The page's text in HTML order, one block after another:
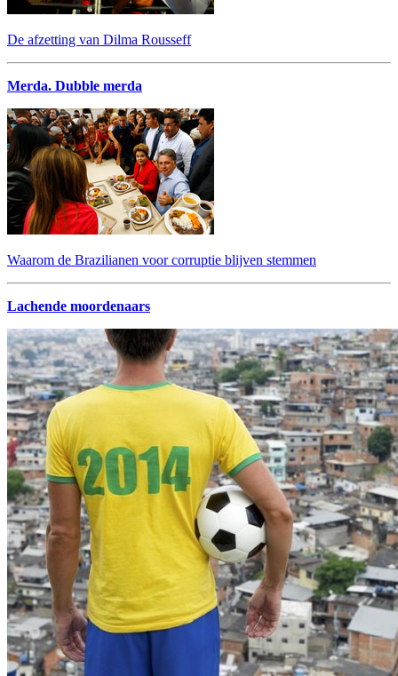
De afzetting van Dilma Rousseff
Merda. Dubble merda
Waarom de Brazilianen voor corruptie blijven stemmen
Lachende moordenaars